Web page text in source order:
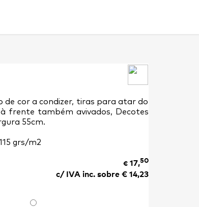
de cor a condizer, tiras para atar do
frente também avivados, Decotes
55cm.
grs/m2
€17,50
c/ IVA inc. sobre €14,23